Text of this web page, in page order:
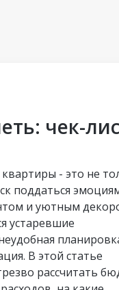
чек-
- это не
поддаться
и уютным
устаревшие
В этой статье
рассчитать